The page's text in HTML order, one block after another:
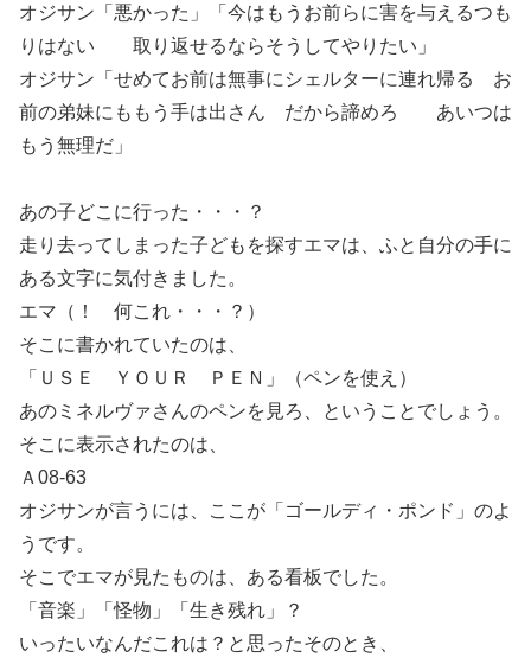
オジサン「悪かった」「今はもうお前らに害を与えるつも
りはない 取り返せるならそうしてやりたい」
オジサン「せめてお前は無事にシェルターに連れ帰る お
前の弟妹にももう手は出さん だから諦めろ あいつは
もう無理だ」
あの子どこに行った・・・？
走り去ってしまった子どもを探すエマは、ふと自分の手に
ある文字に気付きました。
エマ（！ 何これ・・・？）
そこに書かれていたのは、
「ＵＳＥ ＹＯＵＲ ＰＥＮ」（ペンを使え）
あのミネルヴァさんのペンを見ろ、ということでしょう。
そこに表示されたのは、
Ａ08-63
オジサンが言うには、ここが「ゴールディ・ポンド」のよ
うです。
そこでエマが見たものは、ある看板でした。
「音楽」「怪物」「生き残れ」？
いったいなんだこれは？と思ったそのとき、